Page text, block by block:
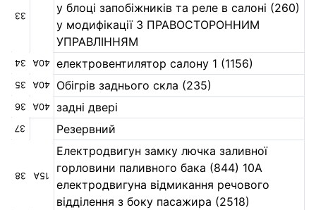
33
у блоці запобіжників та реле в салоні (260)
у модифікації З ПРАВОСТОРОННИМ
УПРАВЛІННЯМ
34 40А електровентилятор салону 1 (1156)
35 40А Обігрів заднього скла (235)
36 40А задні двері
37 Резервний
38 15А
Електродвигун замку лючка заливної
горловини паливного бака (844) 10А
електродвигуна відмикання речового
відділення з боку пасажира (2518)